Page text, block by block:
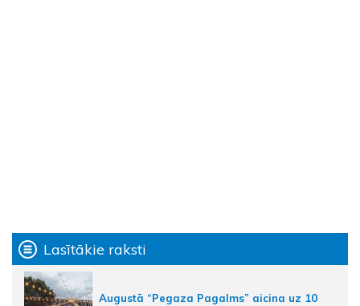
Lasītākie raksti
Augustā “Pegaza Pagalms” aicina uz 10